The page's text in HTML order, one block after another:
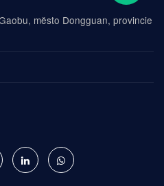
město Dongguan, provincie